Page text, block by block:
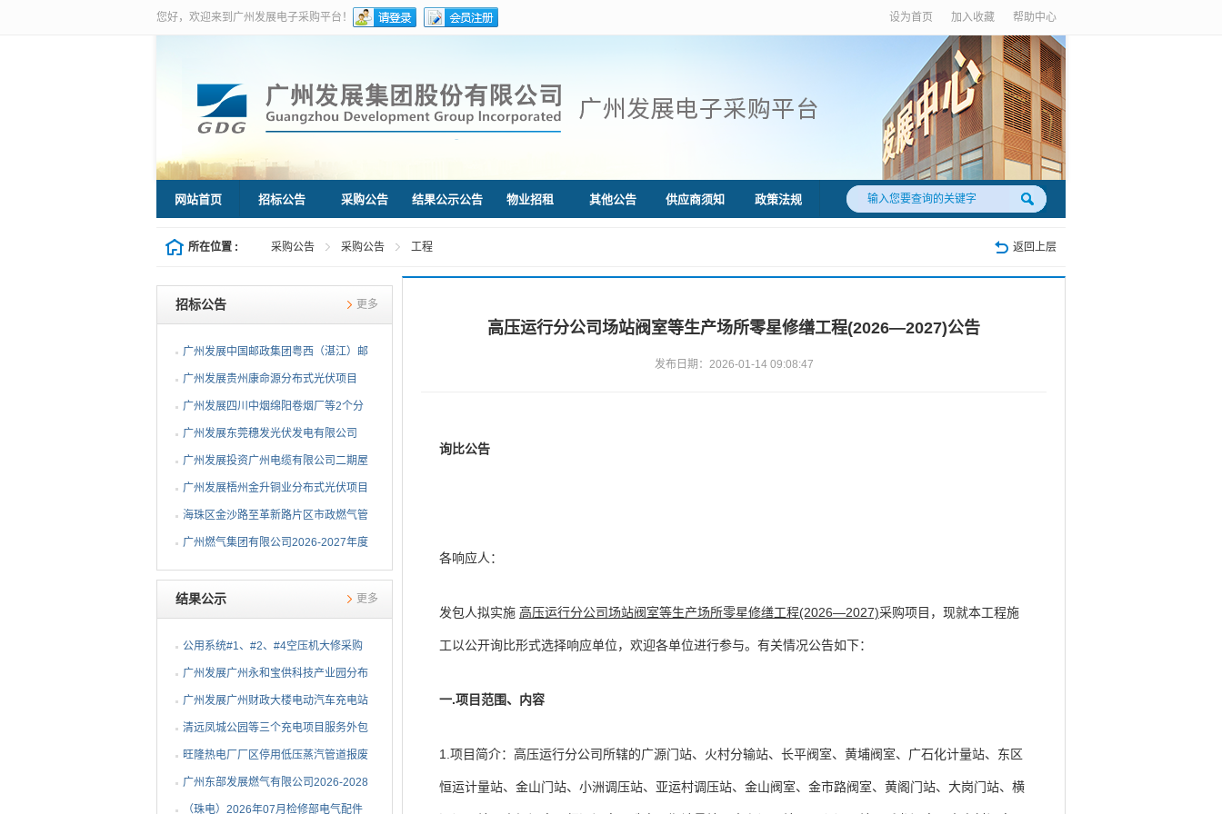
您好，欢迎来到广州发展电子采购平台！ 设为首页 加入收藏 帮助中心
网站首页 招标公告 采购公告 结果公示公告 物业招租 其他公告 供应商须知 政策法规
所在位置 : 采购公告 采购公告 工程 返回上层
高压运行分公司场站阀室等生产场所零星修缮工程(2026—2027)公告
发布日期：2026-01-14 09:08:47
询比公告
各响应人：
发包人拟实施 高压运行分公司场站阀室等生产场所零星修缮工程(2026—2027)采购项目，现就本工程施
工以公开询比形式选择响应单位，欢迎各单位进行参与。有关情况公告如下：
一.项目范围、内容
1.项目简介：高压运行分公司所辖的广源门站、火村分输站、长平阀室、黄埔阀室、广石化计量站、东区
恒运计量站、金山门站、小洲调压站、亚运村调压站、金山阀室、金市路阀室、黄阁门站、大岗门站、横
招标公告 更多
广州发展中国邮政集团粤西（湛江）邮
件处理中心等3个分布...
广州发展贵州康命源分布式光伏项目
EPC总承包（第二次招标...
广州发展四川中烟绵阳卷烟厂等2个分
布式光伏项目EPC总承包...
广州发展东莞穗发光伏发电有限公司
（广州港新沙港务有限公...
广州发展投资广州电缆有限公司二期屋
顶分布式光伏项目EPC...
广州发展梧州金升铜业分布式光伏项目
EPC总承包招标公告
海珠区金沙路至革新路片区市政燃气管
网更新工程招标公告
广州燃气集团有限公司2026-2027年度
燃气用埋地聚乙烯（PE1...
结果公示 更多
公用系统#1、#2、#4空压机大修采购
结果公告
⼴州发展⼴州永和宝供科技产业园分布
式光伏项⽬可⾏性研究...
广州发展广州财政大楼电动汽车充电站
项目采购结果公告
清远凤城公园等三个充电项目服务外包
项目采购结果公告
旺隆热电厂厂区停用低压蒸汽管道报废
拆除及废旧物资处置项...
广州东部发展燃气有限公司2026-2028
年非开挖燃气管道精确...
（珠电）2026年07月检修部电气配件